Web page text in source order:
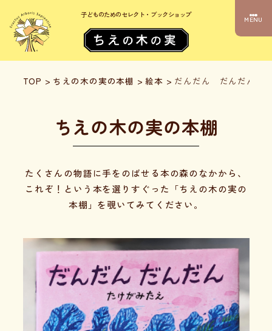
子どものためのセレクト・ブックショップ
MENU
TOP > ちえの木の実の本棚 > 絵本 > だんだん だんだん
ちえの木の実の本棚
たくさんの物語に手をのばせる本の森のなかから、
これぞ！という本を選りすぐった「ちえの木の実の
本棚」を覗いてみてください。